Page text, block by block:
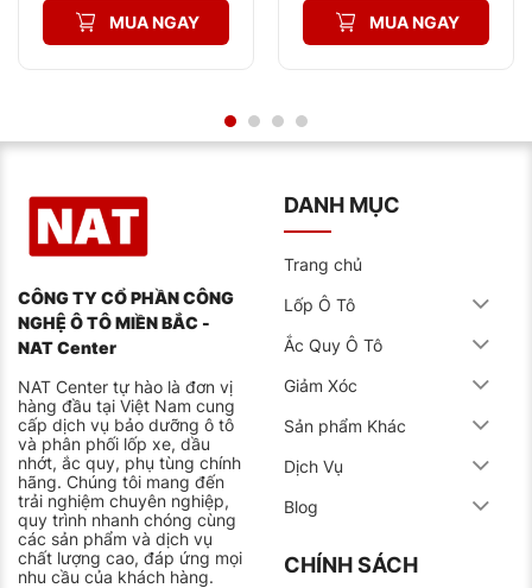
Ngăn chặn thời lượng ắc quy thấp ở nhiệt độ cao.
Sử dụng nước có độ tinh khiết cao.
Dành cho dòng xe khởi động nhanh có hệ thống ISG.
Dòng ắc quy này ngoài tăng độ bền thì nó còn tăng
cường khả năng sạc nhanh thích hợp cho xe có hệ
thống ISG.
Tiết kiệm 5 – 10% nhiên liệu cho xe.
Kéo dài tuổi thọ lên đến 300%.
Hệ thống quản lý điện năng với công nghệ kiểm
soát tiết kiệm nhiên liệu.
Dòng ắc quy EFB
Nâng tầm nhận dạng thương hiệu ắc quy trên toàn
cầu. Dòng ắc quy này được nhà máy nâng cao công
suất cùng với dung lượng và độ bền cao.
Được đánh giá với các tiêu chuẩn của Đức.
2.750.000₫.
2.576.000₫.
MUA NGAY
2.800.000₫.
2.614.000₫.
MUA NGAY
CÔNG TY CỔ PHẦN CÔNG
NGHỆ Ô TÔ MIỀN BẮC -
NAT Center
NAT Center tự hào là đơn vị
hàng đầu tại Việt Nam cung
cấp dịch vụ bảo dưỡng ô tô
và phân phối lốp xe, dầu
nhớt, ắc quy, phụ tùng chính
hãng. Chúng tôi mang đến
trải nghiệm chuyên nghiệp,
quy trình nhanh chóng cùng
các sản phẩm và dịch vụ
chất lượng cao, đáp ứng mọi
nhu cầu của khách hàng.
DANH MỤC
Trang chủ
Lốp Ô Tô
Ắc Quy Ô Tô
Giảm Xóc
Sản phẩm Khác
Dịch Vụ
Blog
CHÍNH SÁCH